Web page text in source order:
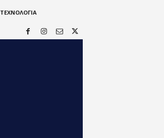
ΤΕΧΝΟΛΟΓΙΑ